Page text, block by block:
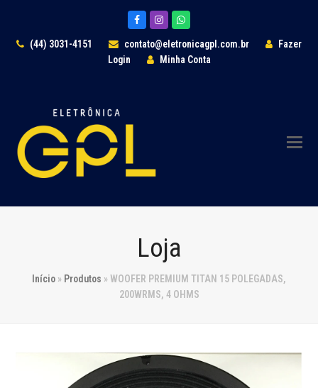
FacebookInstagramWhatsapp
(44) 3031-4151 contato@eletronicagpl.com.br
Fazer
Login
Minha Conta
Loja
Início » Produtos » WOOFER PREMIUM TITAN 15 POLEGADAS,
200WRMS, 4 OHMS